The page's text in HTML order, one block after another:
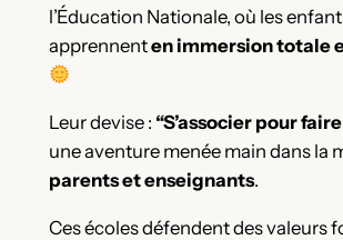
l’Éducation Nationale, où les
apprennenten immersion totale
Leur devise : “S’associer pour
une aventure menée main dans la
parents et enseignants.
Ces écoles défendent des valeurs